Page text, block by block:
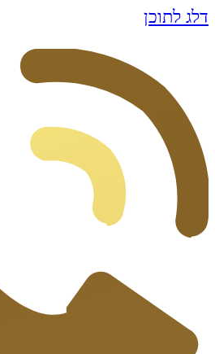
דלג לתוכן